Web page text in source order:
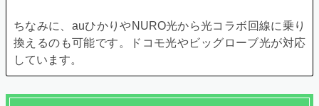
ちなみに、auひかりやNURO光から光コラボ回線に乗り
換えるのも可能です。ドコモ光やビッグローブ光が対応
しています。